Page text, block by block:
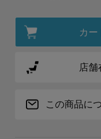
カー
店舗
この商品に